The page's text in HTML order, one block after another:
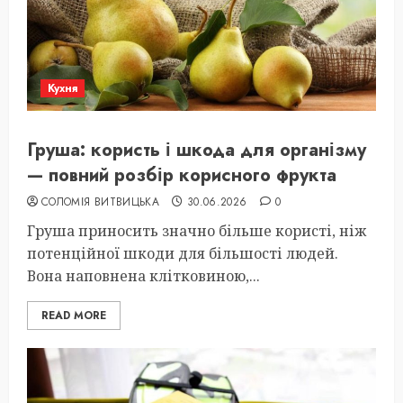
Кухня
Груша: користь і шкода для організму
— повний розбір корисного фрукта
СОЛОМІЯ ВИТВИЦЬКА 30.06.2026 0
Груша приносить значно більше користі, ніж
потенційної шкоди для більшості людей.
Вона наповнена клітковиною,...
READ MORE